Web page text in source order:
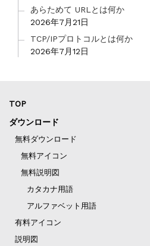
あらためて URLとは何か
2026年7月21日
TCP/IPプロトコルとは何か
2026年7月12日
TOP
ダウンロード
無料ダウンロード
無料アイコン
無料説明図
カタカナ用語
アルファベット用語
有料アイコン
説明図